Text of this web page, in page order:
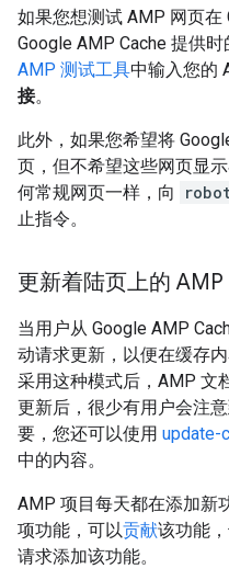
如果您想测试 AMP 网页
Google AMP Cache 提供
AMP 测试工具中输入您的
接。
此外，如果您希望将
页，但不希望这些网页显
何常规网页一样，向
止指令。
更新着陆页上的 AMP
当用户从 Google AMP
动请求更新，以便在缓存
采用这种模式后，AMP 文
更新后，很少有用户会注
要，您还可以使用 update-
中的内容。
AMP 项目每天都在添加新
项功能，可以贡献该功能
请求添加该功能。